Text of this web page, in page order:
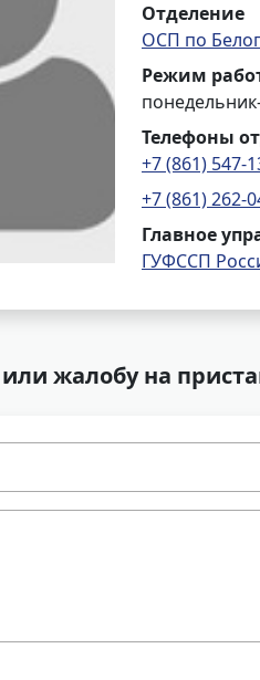
Отделение
ОСП по
Режим
Телефоны
+7 (861) 547-
+7 (861) 262-
Главное
ГУФССП
жалобу на